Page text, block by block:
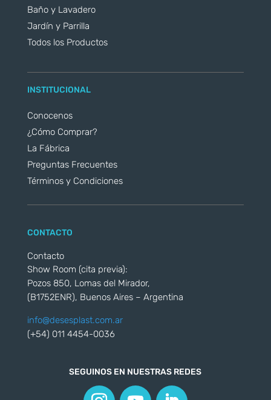
Baño y Lavadero
Jardín y Parrilla
Todos los Productos
INSTITUCIONAL
Conocenos
¿Cómo Comprar?
La Fábrica
Preguntas Frecuentes
Términos y Condiciones
CONTACTO
Contacto
Show Room (cita previa):
Pozos 850, Lomas del Mirador,
(B1752ENR), Buenos Aires – Argentina
info@desesplast.com.ar
(+54) 011 4454-0036
SEGUINOS EN NUESTRAS REDES